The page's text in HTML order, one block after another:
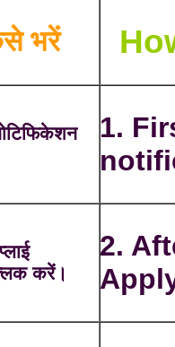
भरें
1.
करें।
2.